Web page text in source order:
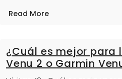
Read More
¿Cuál es mejor para
Venu 2 o Garmin